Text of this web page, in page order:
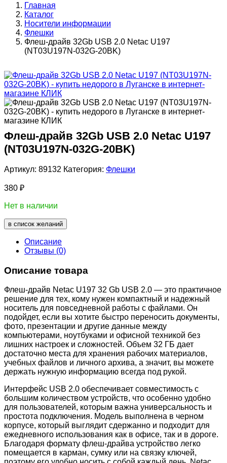
Главная
Каталог
Носители информации
Флешки
Флеш-драйв 32Gb USB 2.0 Netac U197
(NT03U197N-032G-20BK)
Флеш-драйв 32Gb USB 2.0 Netac U197
(NT03U197N-032G-20BK)
Артикул: 89132 Категория: Флешки
380 ₽
Нет в наличии
в список желаний
Описание
Отзывы (0)
Описание товара
Флеш-драйв Netac U197 32 Gb USB 2.0 — это практичное
решение для тех, кому нужен компактный и надежный
носитель для повседневной работы с файлами. Он
подойдет, если вы хотите быстро переносить документы,
фото, презентации и другие данные между
компьютерами, ноутбуками и офисной техникой без
лишних настроек и сложностей. Объем 32 ГБ дает
достаточно места для хранения рабочих материалов,
учебных файлов и личного архива, а значит, вы можете
держать нужную информацию всегда под рукой.
Интерфейс USB 2.0 обеспечивает совместимость с
большим количеством устройств, что особенно удобно
для пользователей, которым важна универсальность и
простота подключения. Модель выполнена в черном
корпусе, который выглядит сдержанно и подходит для
ежедневного использования как в офисе, так и в дороге.
Благодаря формату флеш-драйва устройство легко
помещается в карман, сумку или на связку ключей,